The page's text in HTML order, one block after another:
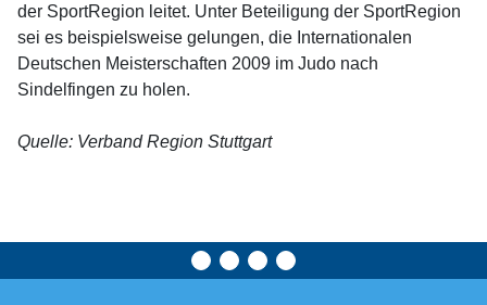
der SportRegion leitet. Unter Beteiligung der SportRegion
sei es beispielsweise gelungen, die Internationalen
Deutschen Meisterschaften 2009 im Judo nach
Sindelfingen zu holen.
Quelle: Verband Region Stuttgart